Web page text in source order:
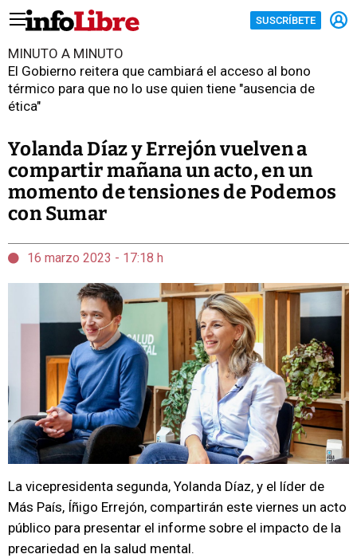
SUSCRÍBETE
MINUTO A MINUTO
El Gobierno reitera que cambiará el acceso al bono
térmico para que no lo use quien tiene "ausencia de
ética"
Yolanda Díaz y Errejón vuelven a
compartir mañana un acto, en un
momento de tensiones de Podemos
con Sumar
16 marzo 2023 - 17:18 h
La vicepresidenta segunda, Yolanda Díaz, y el líder de
Más País, Íñigo Errejón, compartirán este viernes un acto
público para presentar el informe sobre el impacto de la
precariedad en la salud mental.